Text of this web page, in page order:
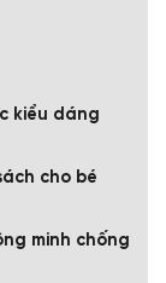
kiểu dáng
cho bé
minh chống